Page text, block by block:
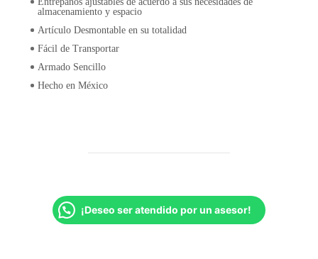
almacenamiento y espacio
Artículo Desmontable en su totalidad
Fácil de Transportar
Armado Sencillo
Hecho en México
¡Deseo ser atendido por un asesor!